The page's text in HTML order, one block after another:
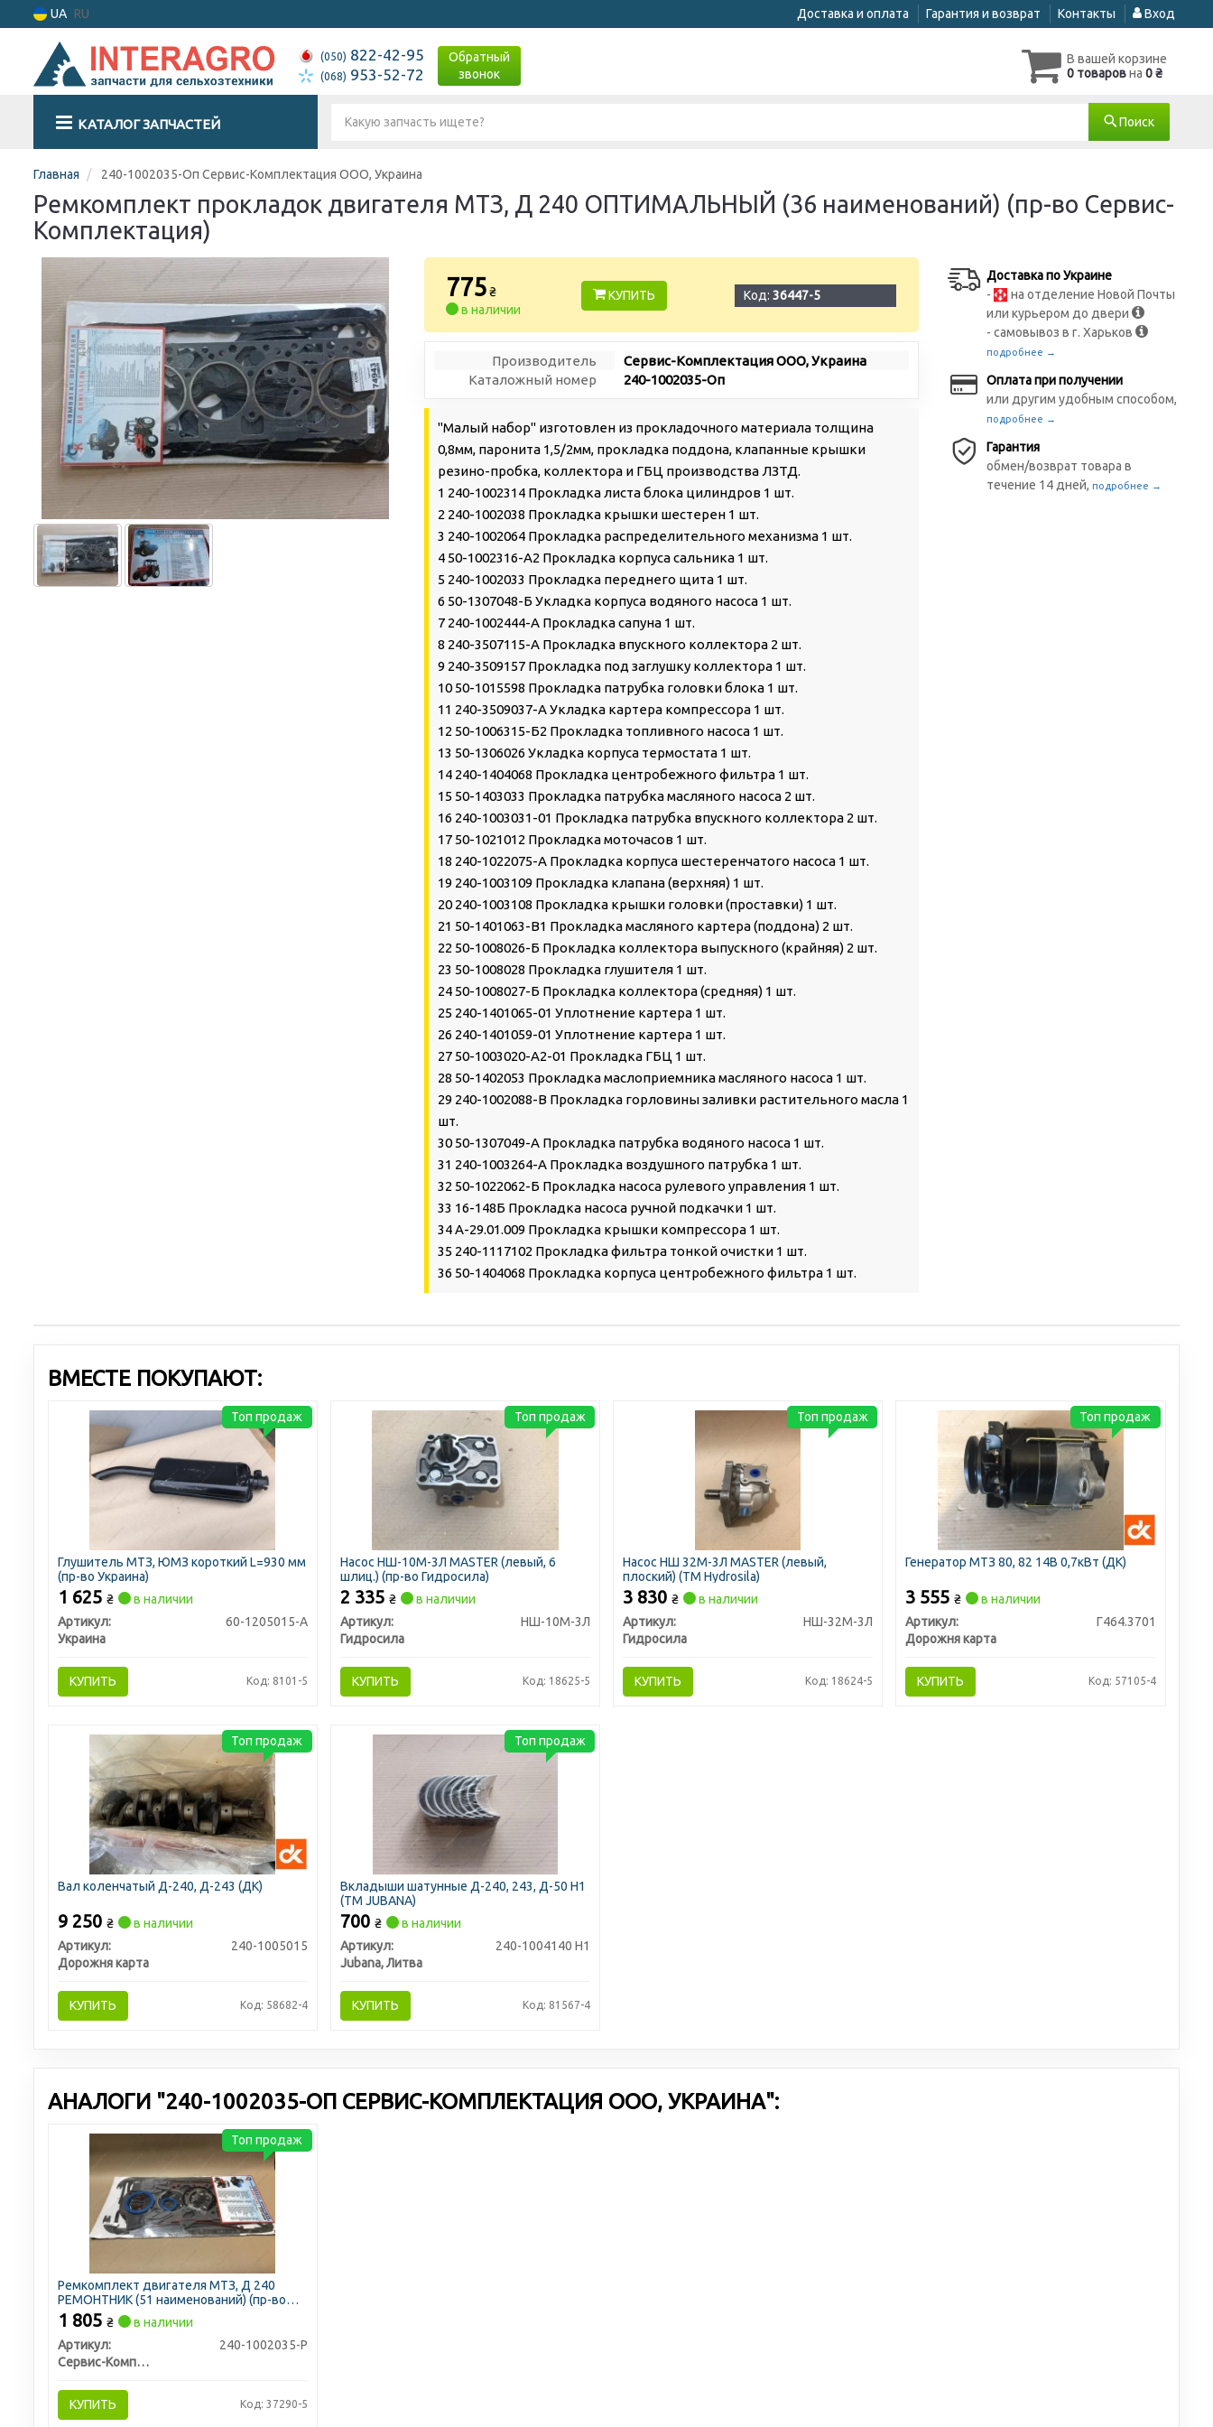
UA RU Доставка и оплата Гарантия и возврат Контакты Вход
(050) 822-42-95
(068) 953-52-72
Обратный
звонок
В вашей корзине
0 товаровна 0 ₴
КАТАЛОГ ЗАПЧАСТЕЙ Поиск
Главная 240-1002035-Оп Сервис-Комплектация ООО, Украина
Ремкомплект прокладок двигателя МТЗ, Д 240 ОПТИМАЛЬНЫЙ (36 наименований) (пр-во Сервис-
Комплектация)
775 ₴
в наличии
КУПИТЬ Код:36447-5
Производитель
Сервис-Комплектация ООО, Украина
Каталожный номер
240-1002035-Оп
"Малый набор" изготовлен из прокладочного материала толщина
0,8мм, паронита 1,5/2мм, прокладка поддона, клапанные крышки
резино-пробка, коллектора и ГБЦ производства ЛЗТД.
1 240-1002314 Прокладка листа блока цилиндров 1 шт.
2 240-1002038 Прокладка крышки шестерен 1 шт.
3 240-1002064 Прокладка распределительного механизма 1 шт.
4 50-1002316-А2 Прокладка корпуса сальника 1 шт.
5 240-1002033 Прокладка переднего щита 1 шт.
6 50-1307048-Б Укладка корпуса водяного насоса 1 шт.
7 240-1002444-А Прокладка сапуна 1 шт.
8 240-3507115-А Прокладка впускного коллектора 2 шт.
9 240-3509157 Прокладка под заглушку коллектора 1 шт.
10 50-1015598 Прокладка патрубка головки блока 1 шт.
11 240-3509037-А Укладка картера компрессора 1 шт.
12 50-1006315-Б2 Прокладка топливного насоса 1 шт.
13 50-1306026 Укладка корпуса термостата 1 шт.
14 240-1404068 Прокладка центробежного фильтра 1 шт.
15 50-1403033 Прокладка патрубка масляного насоса 2 шт.
16 240-1003031-01 Прокладка патрубка впускного коллектора 2 шт.
17 50-1021012 Прокладка моточасов 1 шт.
18 240-1022075-А Прокладка корпуса шестеренчатого насоса 1 шт.
19 240-1003109 Прокладка клапана (верхняя) 1 шт.
20 240-1003108 Прокладка крышки головки (проставки) 1 шт.
21 50-1401063-В1 Прокладка масляного картера (поддона) 2 шт.
22 50-1008026-Б Прокладка коллектора выпускного (крайняя) 2 шт.
23 50-1008028 Прокладка глушителя 1 шт.
24 50-1008027-Б Прокладка коллектора (средняя) 1 шт.
25 240-1401065-01 Уплотнение картера 1 шт.
26 240-1401059-01 Уплотнение картера 1 шт.
27 50-1003020-А2-01 Прокладка ГБЦ 1 шт.
28 50-1402053 Прокладка маслоприемника масляного насоса 1 шт.
29 240-1002088-В Прокладка горловины заливки растительного масла 1
шт.
30 50-1307049-А Прокладка патрубка водяного насоса 1 шт.
31 240-1003264-А Прокладка воздушного патрубка 1 шт.
32 50-1022062-Б Прокладка насоса рулевого управления 1 шт.
33 16-148Б Прокладка насоса ручной подкачки 1 шт.
34 А-29.01.009 Прокладка крышки компрессора 1 шт.
35 240-1117102 Прокладка фильтра тонкой очистки 1 шт.
36 50-1404068 Прокладка корпуса центробежного фильтра 1 шт.
Доставка по Украине
-
на отделение Новой Почты
или курьером до двери
- самовывоз в г. Харьков
подробнее →
Оплата при получении
или другим удобным способом,
подробнее →
Гарантия
обмен/возврат товара в
течение 14 дней,подробнее →
ВМЕСТЕ ПОКУПАЮТ:
Глушитель МТЗ, ЮМЗ короткий L=930 мм
(пр-во Украина)
1 625 ₴
в наличии
Артикул:
60-1205015-А
Украина
КУПИТЬ Код: 8101-5
Топ продаж
Насос НШ-10М-3Л MASTER (левый, 6
шлиц.) (пр-во Гидросила)
2 335 ₴
в наличии
Артикул:
НШ-10М-3Л
Гидросила
КУПИТЬ Код: 18625-5
Топ продаж
Насос НШ 32М-3Л MASTER (левый,
плоский) (ТМ Hydrosila)
3 830 ₴
в наличии
Артикул:
НШ-32М-3Л
Гидросила
КУПИТЬ Код: 18624-5
Топ продаж
Генератор МТЗ 80, 82 14В 0,7кВт (ДК)
3 555₴
в наличии
Артикул:
Г464.3701
Дорожня карта
КУПИТЬ Код: 57105-4
Топ продаж
Вал коленчатый Д-240, Д-243 (ДК)
9 250 ₴
в наличии
Артикул:
240-1005015
Дорожня карта
КУПИТЬ Код: 58682-4
Топ продаж
Вкладыши шатунные Д-240, 243, Д-50 Н1
(ТМ JUBANA)
700 ₴
в наличии
Артикул:
240-1004140 Н1
Jubana, Литва
КУПИТЬ Код: 81567-4
Топ продаж
АНАЛОГИ "240-1002035-ОП СЕРВИС-КОМПЛЕКТАЦИЯ ООО, УКРАИНА":
Ремкомплект двигателя МТЗ, Д 240
РЕМОНТНИК (51 наименований) (пр-во
Сервис-Комплектация)
1 805 ₴
в наличии
Артикул:
240-1002035-Р
Сервис-Комплектация ООО, Украина
КУПИТЬ Код: 37290-5
Топ продаж